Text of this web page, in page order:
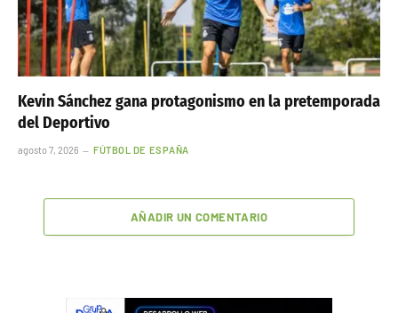
Kevin Sánchez gana protagonismo en la pretemporada
del Deportivo
agosto 7, 2026 FÚTBOL DE ESPAÑA
AÑADIR UN COMENTARIO